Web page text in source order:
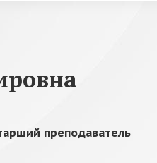
преподаватель